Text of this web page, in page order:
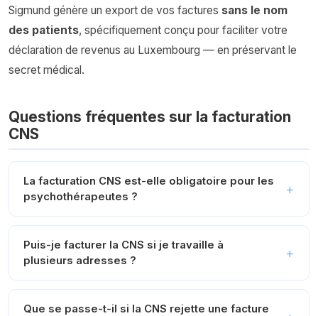
Sigmund génère un export de vos factures sans le nom
des patients, spécifiquement conçu pour faciliter votre
déclaration de revenus au Luxembourg — en préservant le
secret médical.
Questions fréquentes sur la facturation
CNS
La facturation CNS est-elle obligatoire pour les
psychothérapeutes ?
Puis-je facturer la CNS si je travaille à
plusieurs adresses ?
Que se passe-t-il si la CNS rejette une facture